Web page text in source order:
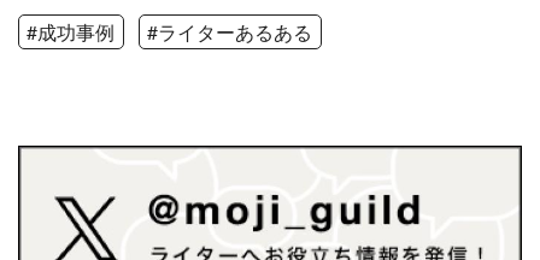
#成功事例 #ライターあるある